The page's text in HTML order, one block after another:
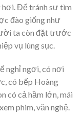
Để tránh sự tìm
đào giống như
ta còn đặt trước
vụ lùng sục.
nghỉ ngơi, có nơi
có bếp Hoàng
có cả hầm lớn, mái
phim, văn nghệ.